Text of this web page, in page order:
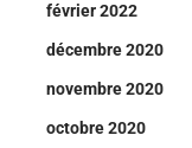
février 2022
décembre 2020
novembre 2020
octobre 2020